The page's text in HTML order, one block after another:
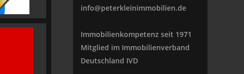
info@peterkleinimmobilien.de
Immobilienkompetenz seit 1971
Mitglied im Immobilienverband
Deutschland IVD